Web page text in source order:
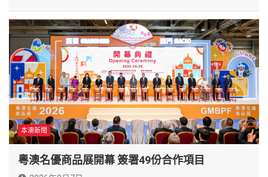
本澳新聞
粵澳名優商品展開幕 簽署49份合作項目